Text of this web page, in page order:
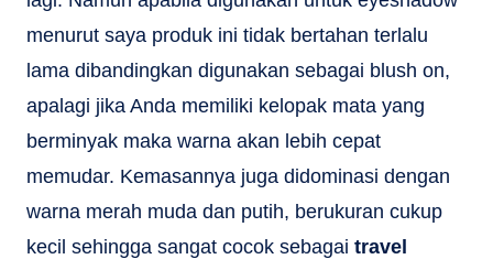
menurut saya produk ini tidak bertahan terlalu
lama dibandingkan digunakan sebagai blush on,
apalagi jika Anda memiliki kelopak mata yang
berminyak maka warna akan lebih cepat
memudar. Kemasannya juga didominasi dengan
warna merah muda dan putih, berukuran cukup
kecil sehingga sangat cocok sebagai travel